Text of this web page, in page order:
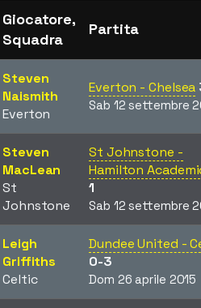
Giocatore,
Squadra
Partita
Steven
Naismith
Everton
Everton - Chelsea
Sab 12 settembre
Steven
MacLean
St
Johnstone
St Johnstone -
Hamilton
1
Sab 12 settembre
Leigh
Griffiths
Celtic
Dundee United -
0-3
Dom 26 aprile 2015